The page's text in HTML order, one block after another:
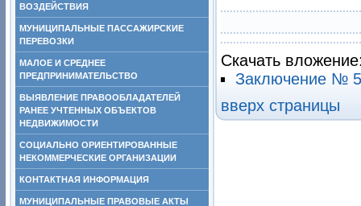
ВОЗДЕЙСТВИЯ
МУНИЦИПАЛЬНЫЕ ПАССАЖИРСКИЕ
ПЕРЕВОЗКИ
МАЛОЕ И СРЕДНЕЕ
ПРЕДПРИНИМАТЕЛЬСТВО
ВЫЯВЛЕНИЕ ПРАВООБЛАДАТЕЛЕЙ
РАНЕЕ УЧТЕННЫХ ОБЪЕКТОВ
НЕДВИЖИМОСТИ
СОЦИАЛЬНО ОРИЕНТИРОВАННЫЕ
НЕКОММЕРЧЕСКИЕ ОРГАНИЗАЦИИ
КОНТАКТНАЯ ИНФОРМАЦИЯ
МУНИЦИПАЛЬНЫЕ ПРАВОВЫЕ АКТЫ
Скачать
Заключение №
вверх страницы